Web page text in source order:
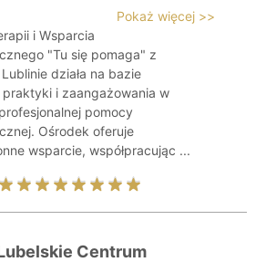
Pokaż więcej >>
i Wsparcia
"Tu się pomaga" z
działa na bazie
praktyki i zaangażowania w
pomocy
Ośrodek oferuje
wsparcie, współpracując ...
Centrum